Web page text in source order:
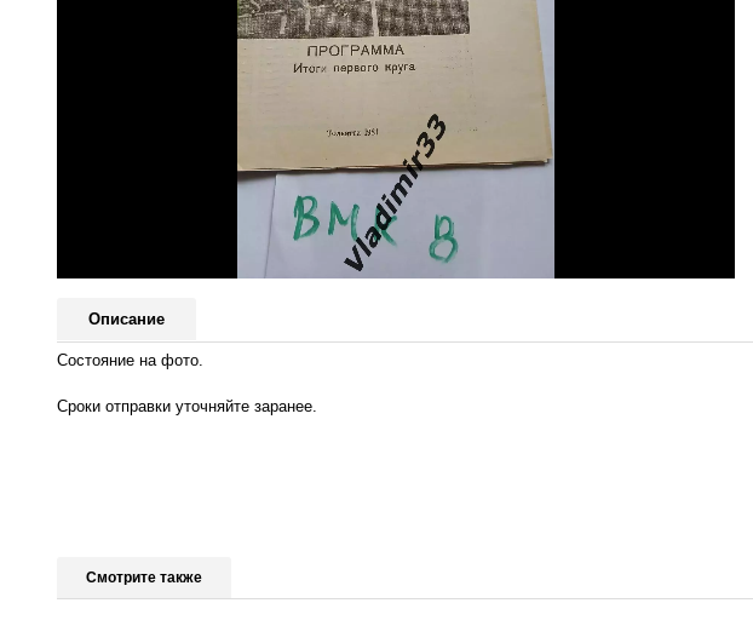
Описание
Состояние на фото.
Сроки отправки уточняйте заранее.
Смотрите также